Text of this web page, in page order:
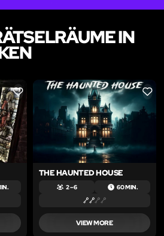
IN
LIKE LIKE
THE HAUNTED HOUSE
2 – 6 60 MIN.
VIEW MORE